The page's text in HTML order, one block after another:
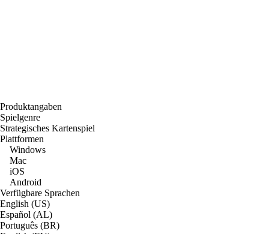
Produktangaben
Spielgenre
Strategisches Kartenspiel
Plattformen
Windows
Mac
iOS
Android
Verfügbare Sprachen
English (US)
Español (AL)
Português (BR)